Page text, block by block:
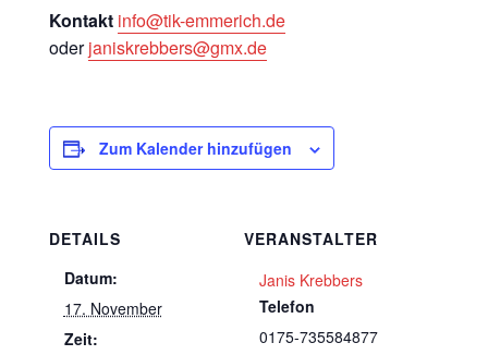
Kontakt info@tik-emmerich.de
oderjaniskrebbers@gmx.de
Zum Kalender hinzufügen
DETAILS
Datum:
17. November
Zeit:
VERANSTALTER
Janis Krebbers
Telefon
0175-735584877